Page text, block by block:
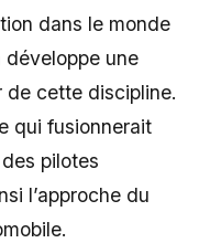
dans le monde
une
de cette discipline.
qui fusionnerait
pilotes
l’approche du